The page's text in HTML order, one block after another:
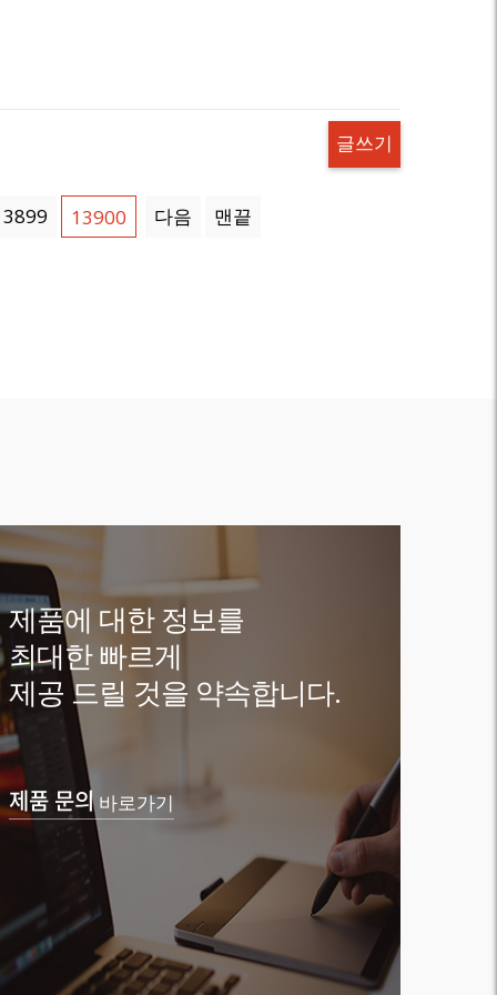
글쓰기
13900 다음 맨끝
제품에 대한 정보를
최대한 빠르게
제공 드릴 것을 약속합니다.
제품 문의 바로가기